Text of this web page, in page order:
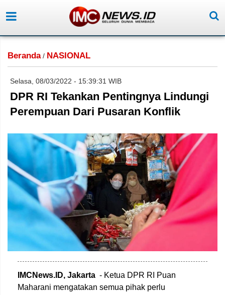
Beranda/ NASIONAL
Selasa, 08/03/2022 - 15:39:31 WIB
DPR RI Tekankan Pentingnya Lindungi
Perempuan Dari Pusaran Konflik
IMCNews.ID, Jakarta - Ketua DPR RI Puan
Maharani mengatakan semua pihak perlu